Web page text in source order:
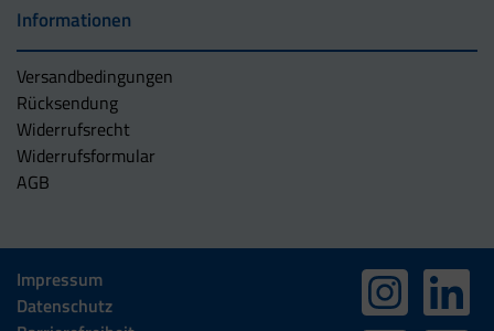
Informationen
Versandbedingungen
Rücksendung
Widerrufsrecht
Widerrufsformular
AGB
Impressum
Datenschutz